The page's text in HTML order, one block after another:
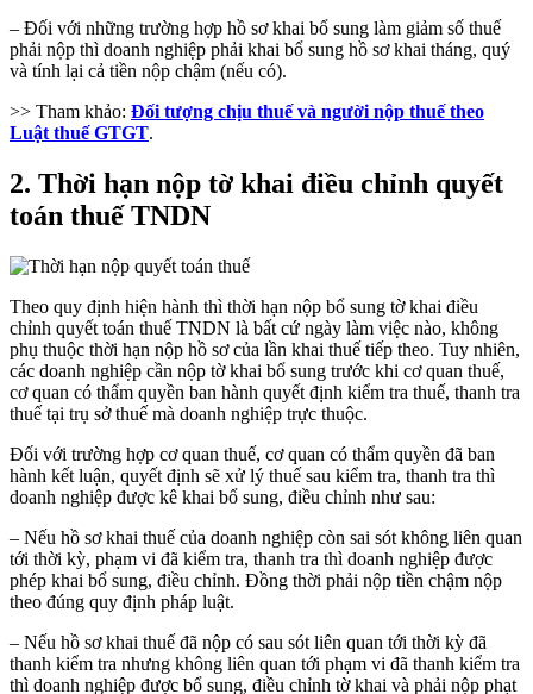
– Đối với những trường hợp hồ sơ khai bổ sung làm giảm số thuế
phải nộp thì doanh nghiệp phải khai bổ sung hồ sơ khai tháng, quý
và tính lại cả tiền nộp chậm (nếu có).
>> Tham khảo: Đối tượng chịu thuế và người nộp thuế theo
Luật thuế GTGT.
2. Thời hạn nộp tờ khai điều chỉnh quyết
toán thuế TNDN
Theo quy định hiện hành thì thời hạn nộp bổ sung tờ khai điều
chỉnh quyết toán thuế TNDN là bất cứ ngày làm việc nào, không
phụ thuộc thời hạn nộp hồ sơ của lần khai thuế tiếp theo. Tuy nhiên,
các doanh nghiệp cần nộp tờ khai bổ sung trước khi cơ quan thuế,
cơ quan có thẩm quyền ban hành quyết định kiểm tra thuế, thanh tra
thuế tại trụ sở thuế mà doanh nghiệp trực thuộc.
Đối với trường hợp cơ quan thuế, cơ quan có thẩm quyền đã ban
hành kết luận, quyết định sẽ xử lý thuế sau kiểm tra, thanh tra thì
doanh nghiệp được kê khai bổ sung, điều chỉnh như sau:
– Nếu hồ sơ khai thuế của doanh nghiệp còn sai sót không liên quan
tới thời kỳ, phạm vi đã kiểm tra, thanh tra thì doanh nghiệp được
phép khai bổ sung, điều chỉnh. Đồng thời phải nộp tiền chậm nộp
theo đúng quy định pháp luật.
– Nếu hồ sơ khai thuế đã nộp có sau sót liên quan tới thời kỳ đã
thanh kiểm tra nhưng không liên quan tới phạm vi đã thanh kiểm tra
thì doanh nghiệp được bổ sung, điều chỉnh tờ khai và phải nộp phạt